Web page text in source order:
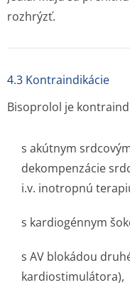
rozhrýzť.
4.3 Kontraindikácie
Bisoprolol je
s akútnym
dekompenzácie
i.v. inotropnú
s kardiogénnym
s AV blokádou
kardiostimulátora),